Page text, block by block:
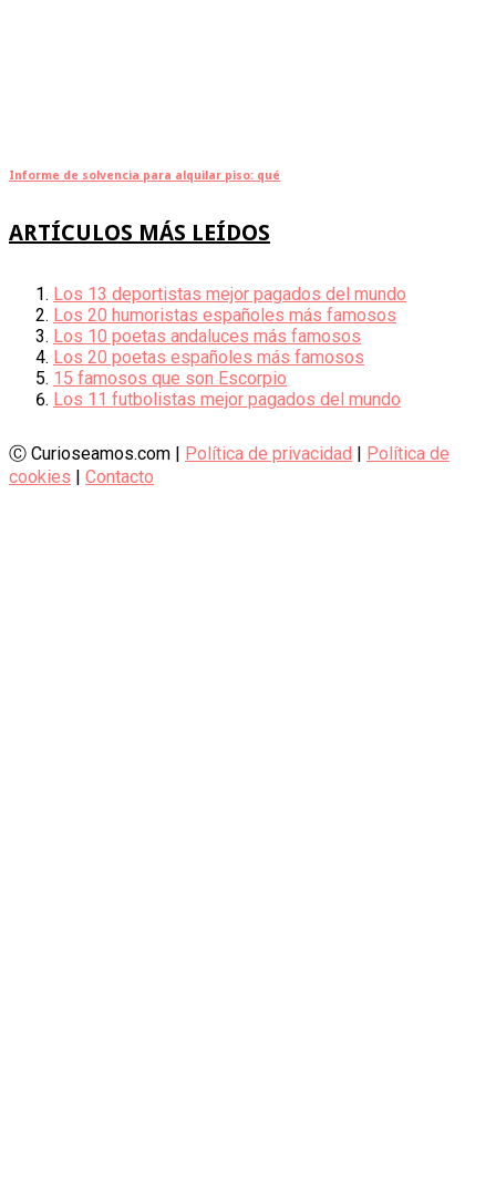
Informe de solvencia para alquilar piso: qué
ARTÍCULOS MÁS LEÍDOS
Los 13 deportistas mejor pagados del mundo
Los 20 humoristas españoles más famosos
Los 10 poetas andaluces más famosos
Los 20 poetas españoles más famosos
15 famosos que son Escorpio
Los 11 futbolistas mejor pagados del mundo
Ⓒ Curioseamos.com | Política de privacidad | Política de
cookies | Contacto